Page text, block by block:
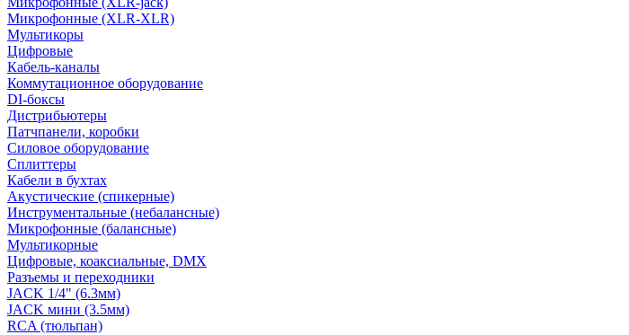
Микрофонные (XLR-XLR)
Мультикоры
Цифровые
Кабель-каналы
Коммутационное оборудование
DI-боксы
Дистрибьютеры
Патчпанели, коробки
Силовое оборудование
Сплиттеры
Кабели в бухтах
Акустические (спикерные)
Инструментальные (небалансные)
Микрофонные (балансные)
Мультикорные
Цифровые, коаксиальные, DMX
Разъемы и переходники
JACK 1/4" (6.3мм)
JACK мини (3.5мм)
RCA (тюльпан)